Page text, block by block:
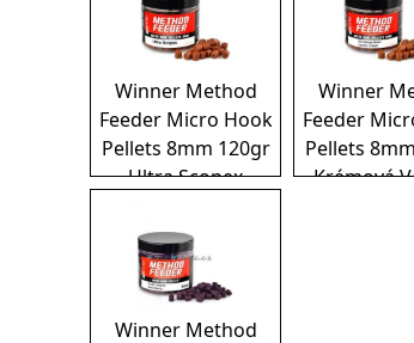
Winner Method
Feeder Micro Hook
Pellets 8mm 120gr
Ultra Scopex
Winner
Feeder
Pellets
Krémová
Winner Method